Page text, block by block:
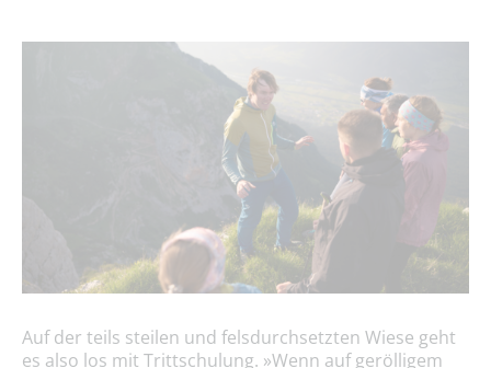
Auf der teils steilen und felsdurchsetzten Wiese geht
es also los mit Trittschulung. »Wenn auf gerölligem